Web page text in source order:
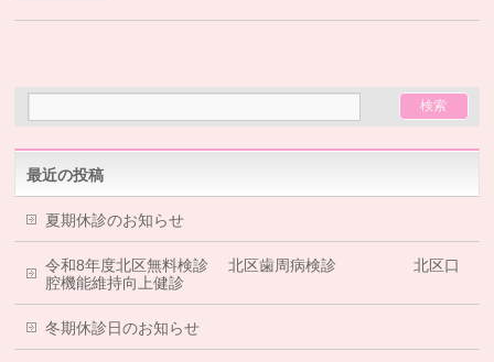
最近の投稿
夏期休診のお知らせ
令和8年度北区無料検診 北区歯周病検診 北区口
腔機能維持向上健診
冬期休診日のお知らせ